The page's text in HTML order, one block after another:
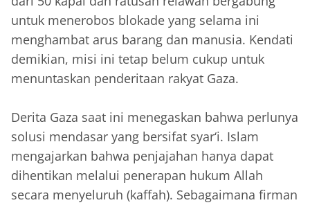
untuk menerobos blokade yang selama ini
menghambat arus barang dan manusia. Kendati
demikian, misi ini tetap belum cukup untuk
menuntaskan penderitaan rakyat Gaza.
‎Derita Gaza saat ini menegaskan bahwa perlunya
solusi mendasar yang bersifat syar‘i. Islam
mengajarkan bahwa penjajahan hanya dapat
dihentikan melalui penerapan hukum Allah
secara menyeluruh (kaffah). Sebagaimana firman